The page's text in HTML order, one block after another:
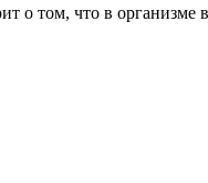
о том, что в организме